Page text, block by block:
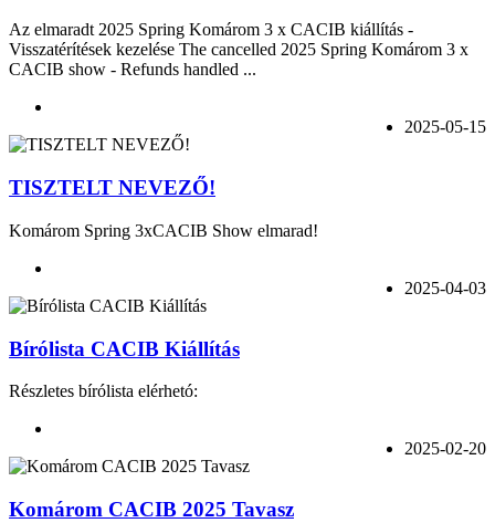
Az elmaradt 2025 Spring Komárom 3 x CACIB kiállítás -
Visszatérítések kezelése The cancelled 2025 Spring Komárom 3 x
CACIB show - Refunds handled ...
2025-05-15
TISZTELT NEVEZŐ!
Komárom Spring 3xCACIB Show elmarad!
2025-04-03
Bírólista CACIB Kiállítás
Részletes bírólista elérhetó:
2025-02-20
Komárom CACIB 2025 Tavasz